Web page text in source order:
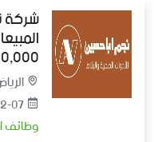
شركة
10,000 ريال بالأضافة
07
وظائف